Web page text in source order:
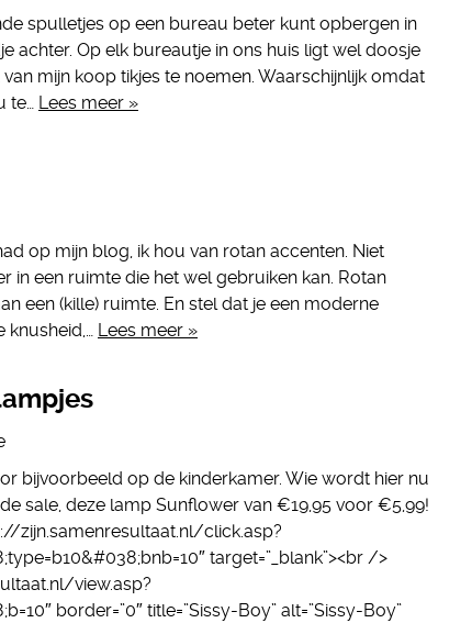
spulletjes op een bureau beter kunt opbergen in
achter. Op elk bureautje in ons huis ligt wel doosje
mijn koop tikjes te noemen. Waarschijnlijk omdat
te… Lees meer »
op mijn blog, ik hou van rotan accenten. Niet
in een ruimte die het wel gebruiken kan. Rotan
een (kille) ruimte. En stel dat je een moderne
knusheid,… Lees meer »
bijvoorbeeld op de kinderkamer. Wie wordt hier nu
sale, deze lamp Sunflower van €19,95 voor €5,99!
zijn.samenresultaat.nl/click.asp?
target=”_blank”><br />
view.asp?
border=”0″ title=”Sissy-Boy” alt=”Sissy-Boy”